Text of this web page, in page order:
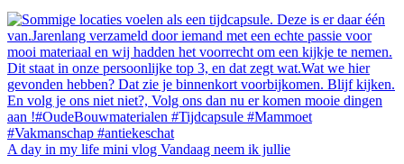
A day in my life mini vlog Vandaag neem ik jullie